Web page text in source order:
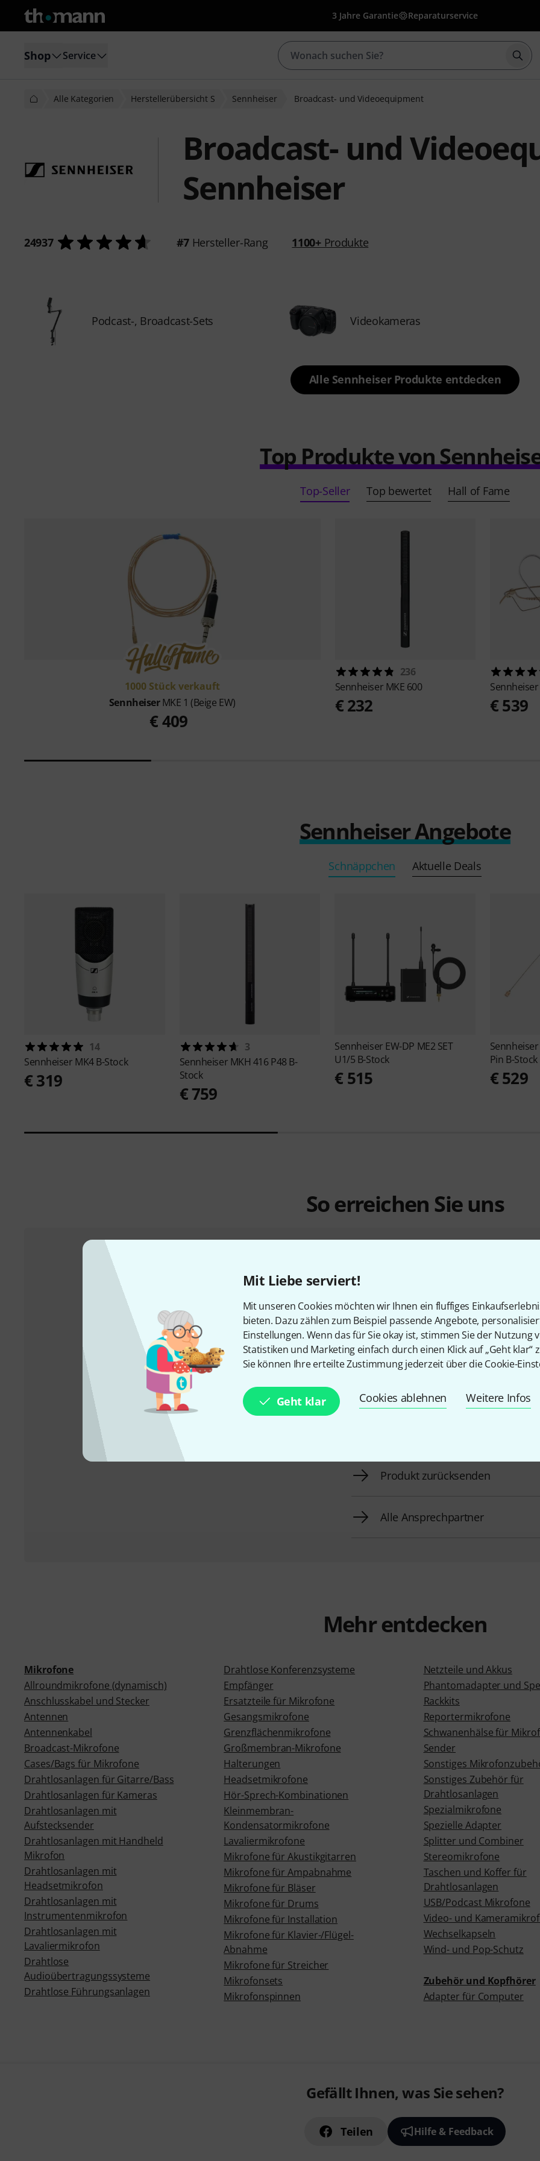
Mit Liebe serviert!
Mit unseren Cookies möchten wir Ihnen ein fluffiges
bieten. Dazu zählen zum Beispiel passende Angebote,
Einstellungen. Wenn das für Sie okay ist, stimmen Sie der Nutzung
Statistiken und Marketing einfach durch einen Klick auf „Geht klar“
Sie können Ihre erteilte Zustimmung jederzeit über die Cookie-
Geht klar Cookies ablehnen Weitere Infos
3 Jahre Garantie Reparaturservice
Shop Service
Alle Kategorien Herstellerübersicht S Sennheiser Broadcast- und Videoequipment
Broadcast- und
Sennheiser
24937 #7Hersteller-Rang 1100+Produkte
Podcast-, Broadcast-Sets Videokameras
Alle Sennheiser Produkte entdecken
Top Produkte von
Top-Seller Top bewertet Hall of Fame
1000 Stück verkauft
SennheiserMKE 1 (Beige EW)
€ 409
236
Sennheiser MKE 600
€ 232 € 539
Sennheiser Angebote
Schnäppchen Aktuelle Deals
14
Sennheiser MK4 B-Stock
€ 319
3
Sennheiser MKH 416 P48 B-
Stock
€ 759
Sennheiser EW-DP ME2 SET
U1/5 B-Stock
€ 515
Sennheiser
Pin B-Stock
€ 529
So erreichen Sie uns
+43-13850157
Kauf zur Seite.
Kundennummer bereithalten
Öffnungszeiten
Rückruf vereinbaren
Produkt zurücksenden
Alle Ansprechpartner
Mehr entdecken
Mikrofone
Allroundmikrofone (dynamisch)
Anschlusskabel und Stecker
Antennen
Antennenkabel
Broadcast-Mikrofone
Cases/Bags für Mikrofone
Drahtlosanlagen für Gitarre/Bass
Drahtlosanlagen für Kameras
Drahtlosanlagen mit
Aufstecksender
Drahtlosanlagen mit Handheld
Mikrofon
Drahtlosanlagen mit
Headsetmikrofon
Drahtlosanlagen mit
Instrumentenmikrofon
Drahtlosanlagen mit
Lavaliermikrofon
Drahtlose
Audioübertragungssysteme
Drahtlose Führungsanlagen
Drahtlose Konferenzsysteme
Empfänger
Ersatzteile für Mikrofone
Gesangsmikrofone
Grenzflächenmikrofone
Großmembran-Mikrofone
Halterungen
Headsetmikrofone
Hör-Sprech-Kombinationen
Kleinmembran-
Kondensatormikrofone
Lavaliermikrofone
Mikrofone für Akustikgitarren
Mikrofone für Ampabnahme
Mikrofone für Bläser
Mikrofone für Drums
Mikrofone für Installation
Mikrofone für Klavier-/Flügel-
Abnahme
Mikrofone für Streicher
Mikrofonsets
Mikrofonspinnen
Netzteile und Akkus
Phantomadapter und
Rackkits
Reportermikrofone
Schwanenhälse für
Sender
Sonstiges
Sonstiges Zubehör für
Drahtlosanlagen
Spezialmikrofone
Spezielle Adapter
Splitter und Combiner
Stereomikrofone
Taschen und Koffer für
Drahtlosanlagen
USB/Podcast Mikrofone
Video- und
Wechselkapseln
Wind- und Pop-Schutz
Zubehör und Kopfhörer
Adapter für Computer
Gefällt Ihnen, was Sie sehen?
Teilen Hilfe & Feedback